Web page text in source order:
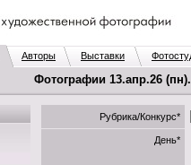
Авторы Выставки
Фотографии 13.апр.26
Рубрика/Конкурс*
День*